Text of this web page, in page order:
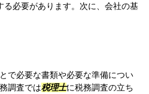
必要があります。次に、会社の基
で必要な書類や必要な準備につい
調査では税理士に税務調査の立ち